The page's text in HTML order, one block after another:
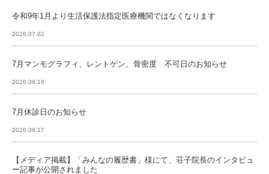
令和9年1月より生活保護法指定医療機関ではなくなります
2026.07.02
7月マンモグラフィ、レントゲン、骨密度 不可日のお知らせ
2026.06.18
7月休診日のお知らせ
2026.06.17
【メディア掲載】「みんなの履歴書」様にて、荘子院長のインタビュ
ー記事が公開されました